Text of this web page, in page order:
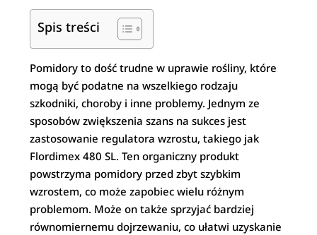
Spis treści
Pomidory to dość trudne w uprawie rośliny, które
mogą być podatne na wszelkiego rodzaju
szkodniki, choroby i inne problemy. Jednym ze
sposobów zwiększenia szans na sukces jest
zastosowanie regulatora wzrostu, takiego jak
Flordimex 480 SL. Ten organiczny produkt
powstrzyma pomidory przed zbyt szybkim
wzrostem, co może zapobiec wielu różnym
problemom. Może on także sprzyjać bardziej
równomiernemu dojrzewaniu, co ułatwi uzyskanie